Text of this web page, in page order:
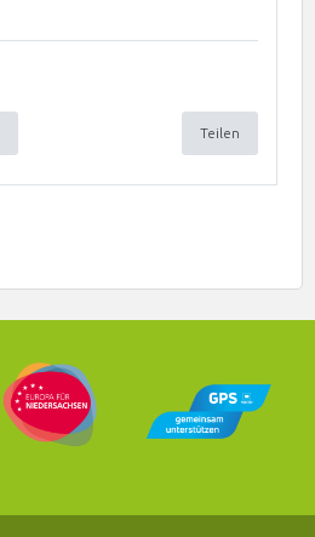
Teilen